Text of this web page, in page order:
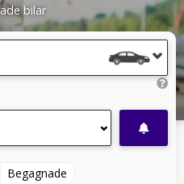
bilar
Begagnade